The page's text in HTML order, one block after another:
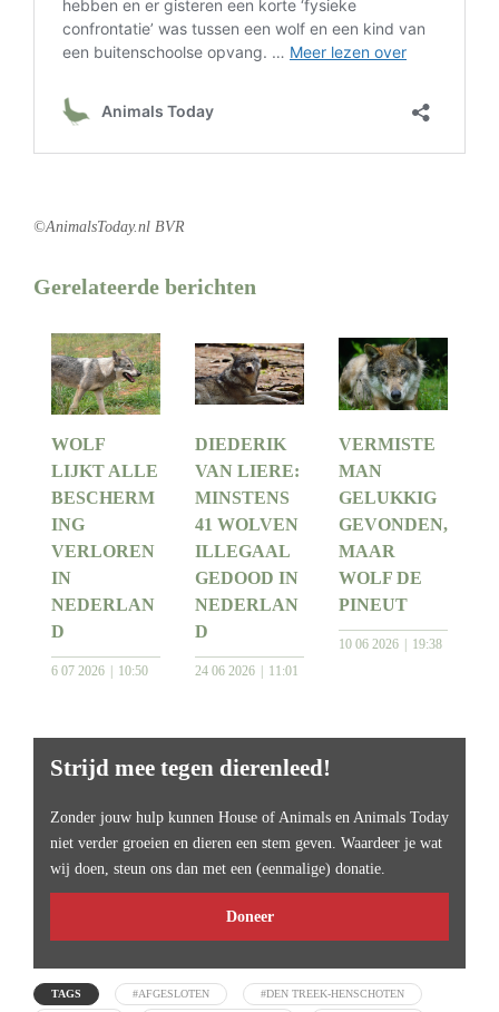
©AnimalsToday.nl BVR
Gerelateerde berichten
WOLF
LIJKT ALLE
BESCHERM
ING
VERLOREN
IN
NEDERLAN
D
6 07 2026 10:50
DIEDERIK
VAN LIERE:
MINSTENS
41 WOLVEN
ILLEGAAL
GEDOOD IN
NEDERLAN
D
24 06 2026 11:01
VERMISTE
MAN
GELUKKIG
GEVONDEN,
MAAR
WOLF DE
PINEUT
10 06 2026 19:38
Strijd mee tegen dierenleed!
Zonder jouw hulp kunnen House of Animals en Animals Today
niet verder groeien en dieren een stem geven. Waardeer je wat
wij doen, steun ons dan met een (eenmalige) donatie.
Doneer
TAGS #AFGESLOTEN #DEN TREEK-HENSCHOTEN